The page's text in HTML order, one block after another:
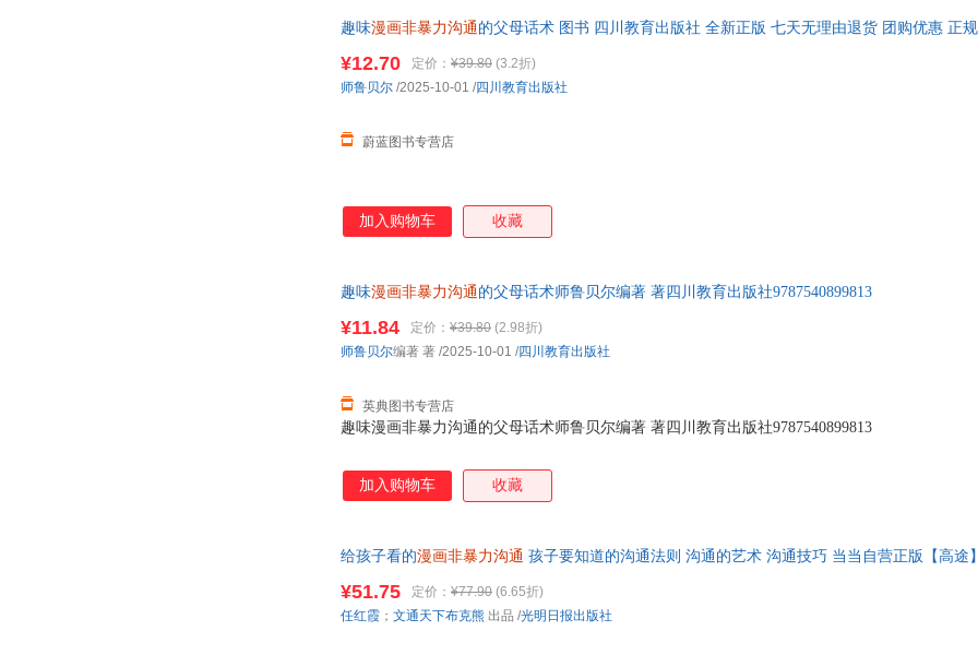
趣味漫画非暴力沟通 的父母话术 图书 四川教育出版社 全新正版 七天无理由退货 团购优惠 正
¥12.70 定价： ¥39.80 (3.2折)
蔚蓝图书专营店
师鲁贝尔 /2025-10-01 /四川教育出版社
加入购物车 收藏
趣味漫画非暴力沟通 的父母话术师鲁贝尔编著 著四川教育出版社9787540899813
趣味漫画非暴力沟通的父母话术师鲁贝尔编著 著四川教育出版社9787540899813
¥11.84 定价： ¥39.80 (2.98折)
英典图书专营店
师鲁贝尔编著 著 /2025-10-01 /四川教育出版社
加入购物车 收藏
给孩子看的漫画非暴力沟通 孩子要知道的沟通法则 沟通的艺术 沟通技巧 当当自营正版【高途
¥51.75 定价： ¥77.90 (6.65折)
任红霞 ； 文通天下布克熊 出品 /光明日报出版社